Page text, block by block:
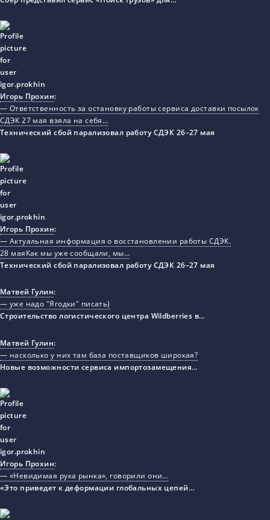
Игорь Прохин:
— Ответственность за остановку работы сервиса доставки посылок
СДЭК 27 мая взяла на себя…
Технический сбой парализовал работу СДЭК 26–27 мая
Игорь Прохин:
— Актуальная информация о восстановлении работы СДЭК.
28 маяКак мы уже сообщали, мы…
Технический сбой парализовал работу СДЭК 26–27 мая
Матвей Гулин:
— уже надо "Ягодки" писать)
Строительство логистического центра Wildberries в…
Матвей Гулин:
— насколько у них там база поставщиков широкая?
Новые возможности сервиса импортозамещения…
Игорь Прохин:
— «Невидимая рука рынка», говорили они…
«Это приведет к деформации глобальных цепей…